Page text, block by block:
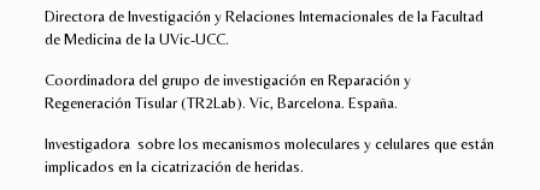
Directora de Investigación y Relaciones Internacionales de la Facultad
de Medicina de la UVic-UCC.
Coordinadora del grupo de investigación en Reparación y
Regeneración Tisular (TR2Lab). Vic, Barcelona. España.
Investigadora sobre los mecanismos moleculares y celulares que están
implicados en la cicatrización de heridas.